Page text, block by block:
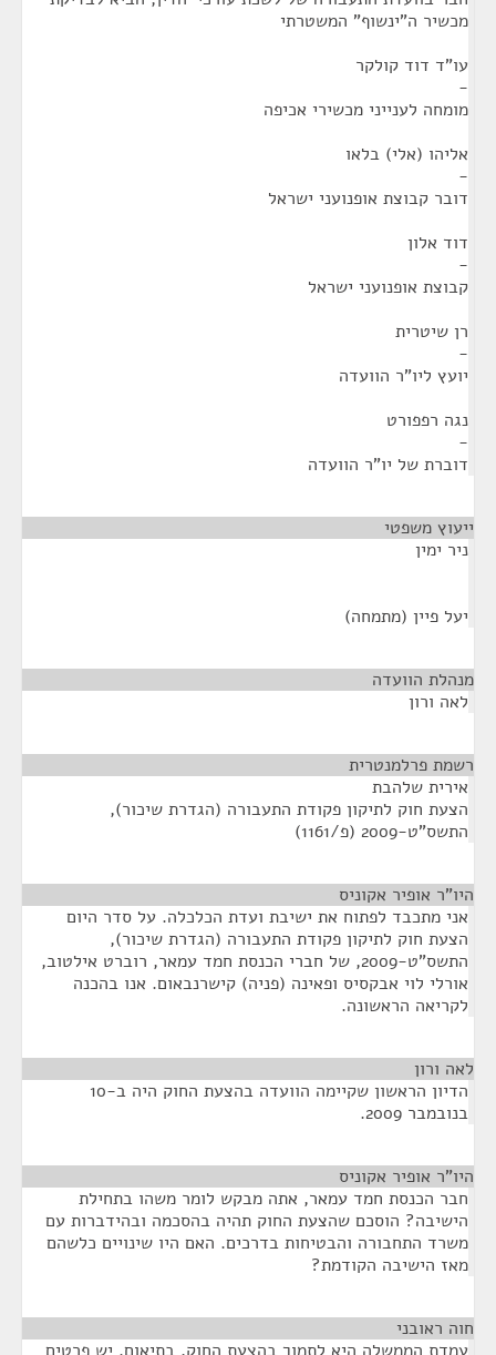
מכשיר ה"ינשוף" המשטרתי
עו"ד דוד קולקר
-
מומחה לענייני מכשירי אכיפה
אליהו (אלי) בלאו
-
דובר קבוצת אופנועני ישראל
דוד אלון
-
קבוצת אופנועני ישראל
רן שיטרית
-
יועץ ליו"ר הוועדה
נגה רפפורט
-
דוברת של יו"ר הוועדה
ייעוץ משפטי
ניר ימין
יעל פיין (מתמחה)
מנהלת הוועדה
לאה ורון
רשמת פרלמנטרית
אירית שלהבת
הצעת חוק לתיקון פקודת התעבורה (הגדרת שיכור),
התשס"ט-2009 (פ/1161)
היו"ר אופיר אקוניס
אני מתכבד לפתוח את ישיבת ועדת הכלכלה. על סדר היום
הצעת חוק לתיקון פקודת התעבורה (הגדרת שיכור),
התשס"ט-2009, של חברי הכנסת חמד עמאר, רוברט אילטוב,
אורלי לוי אבקסיס ופאינה (פניה) קישרנבאום. אנו בהכנה
לקריאה הראשונה.
לאה ורון
הדיון הראשון שקיימה הוועדה בהצעת החוק היה ב-10
בנובמבר 2009.
היו"ר אופיר אקוניס
חבר הכנסת חמד עמאר, אתה מבקש לומר משהו בתחילת
הישיבה? הוסכם שהצעת החוק תהיה בהסכמה ובהידברות עם
משרד התחבורה והבטיחות בדרכים. האם היו שינויים כלשהם
מאז הישיבה הקודמת?
חוה ראובני